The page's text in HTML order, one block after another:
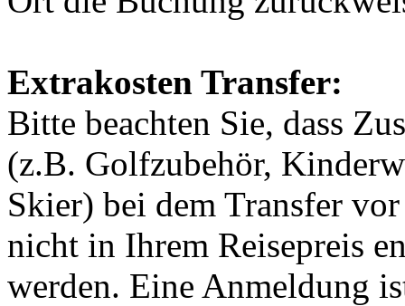
Extrakosten Transfer:
Bitte beachten Sie, dass
(z.B. Golfzubehör,
Skier) bei dem Transfer
nicht in Ihrem Reisepreis
werden. Eine Anmeldung